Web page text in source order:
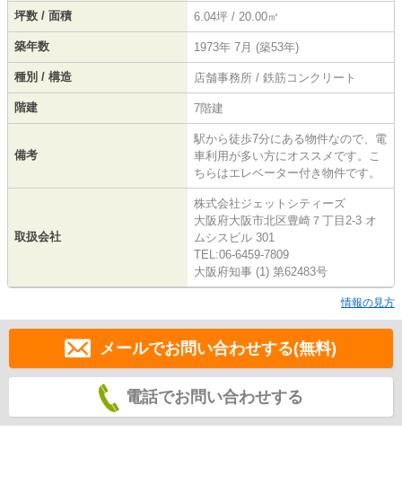
坪数 / 面積 6.04坪 / 20.00㎡
築年数 1973年 7月 (築53年)
種別 / 構造 店舗事務所 / 鉄筋コンクリート
階建 7階建
備考
駅から徒歩7分にある物件なので、電
車利用が多い方にオススメです。こ
ちらはエレベーター付き物件です。
取扱会社
株式会社ジェットシティーズ
大阪府大阪市北区豊崎７丁目2-3 オ
ムシスビル 301
TEL:06-6459-7809
大阪府知事 (1) 第62483号
情報の見方
メールでお問い合わせする(無料)
電話でお問い合わせする